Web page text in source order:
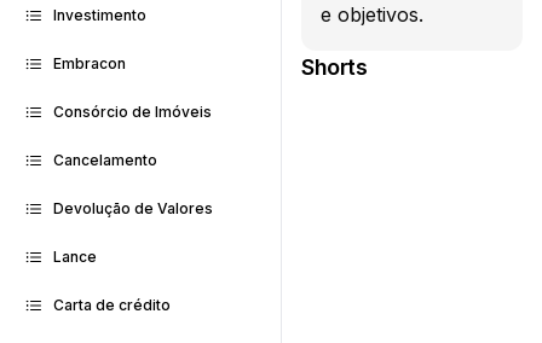
Investimento
Embracon
Consórcio de Imóveis
Cancelamento
Devolução de Valores
Lance
Carta de crédito
e objetivos.
Shorts